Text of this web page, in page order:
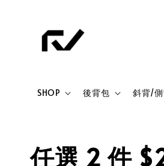
SHOP 後背包 斜背/
任選 2 件